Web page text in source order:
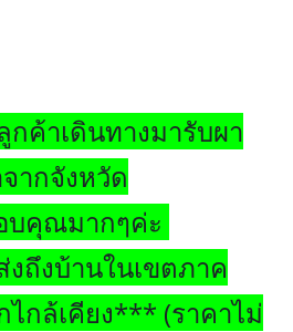
ค้าเดินทางมารับผา
ากจังหวัด
บคุณมากๆค่ะ
ถึงบ้านในเขตภาค
กล้เคียง*** (ราคาไม่